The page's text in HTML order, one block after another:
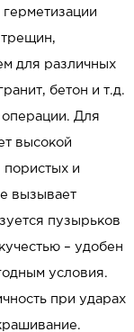
трещин,
для различных
бетон и т.д.
операции. Для
высокой
пористых и
вызывает
пузырьков
– удобен
условия.
при ударах